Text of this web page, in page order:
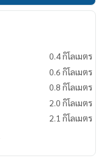
0.4 กิโลเมตร
0.6 กิโลเมตร
0.8 กิโลเมตร
2.0 กิโลเมตร
2.1 กิโลเมตร